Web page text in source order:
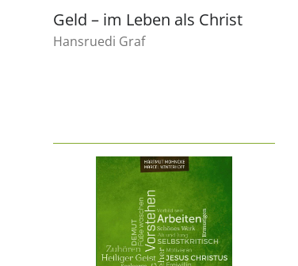
Geld – im Leben als Christ
Hansruedi Graf